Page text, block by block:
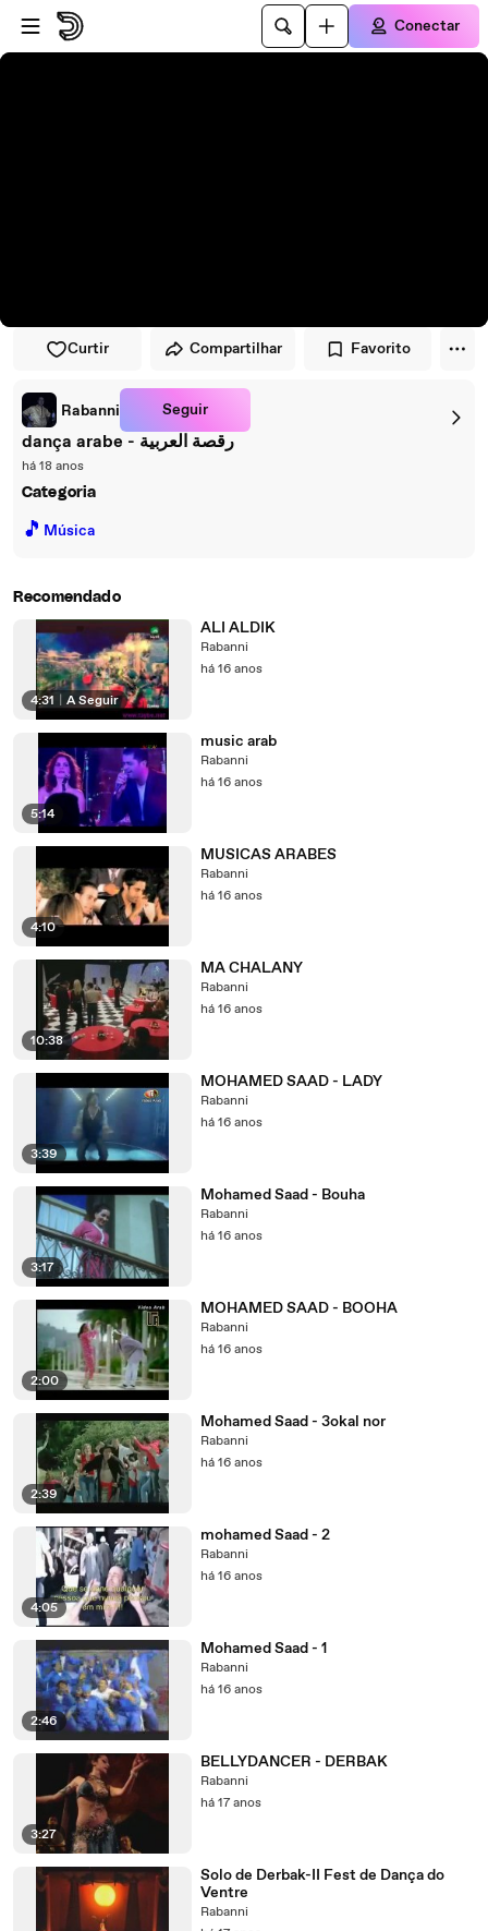
Pular para o player
Ir para o conteúdo principal
Conectar
Curtir Compartilhar Favorito
Rabanni Seguir
dança arabe - رقصة العربية
há 18 anos
Categoria
🎵 Música
Recomendado
4:31 A Seguir
ALI ALDIK
Rabanni
há 16 anos
5:14
music arab
Rabanni
há 16 anos
4:10
MUSICAS ARABES
Rabanni
há 16 anos
10:38
MA CHALANY
Rabanni
há 16 anos
3:39
MOHAMED SAAD - LADY
Rabanni
há 16 anos
3:17
Mohamed Saad - Bouha
Rabanni
há 16 anos
2:00
MOHAMED SAAD - BOOHA
Rabanni
há 16 anos
2:39
Mohamed Saad - 3okal nor
Rabanni
há 16 anos
4:05
mohamed Saad - 2
Rabanni
há 16 anos
2:46
Mohamed Saad - 1
Rabanni
há 16 anos
3:27
BELLYDANCER - DERBAK
Rabanni
há 17 anos
Solo de Derbak-II Fest de Dança do
Ventre
Rabanni